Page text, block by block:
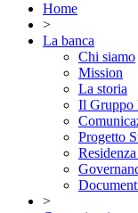
Home
>
La banca
Chi siamo
Mission
La storia
Il Gruppo
Progetto
>